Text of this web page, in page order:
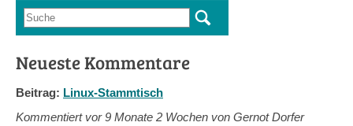
Suchformular
Suche
Neueste Kommentare
Beitrag: Linux-Stammtisch
Kommentiert vor9 Monate 2 Wochen von Gernot Dorfer